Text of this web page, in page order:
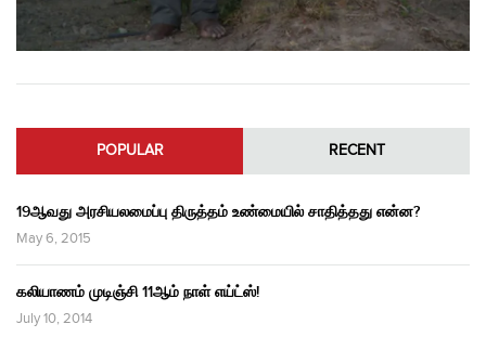
POPULAR RECENT
19ஆவது அரசியலமைப்பு திருத்தம் உண்மையில் சாதித்தது என்ன?
May 6, 2015
கலியாணம் முடிஞ்சி 11ஆம் நாள் எய்ட்ஸ்!
July 10, 2014